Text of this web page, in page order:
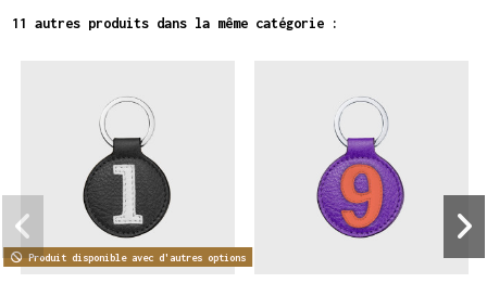
11 autres produits dans la même catégorie :
Produit disponible avec d'autres options